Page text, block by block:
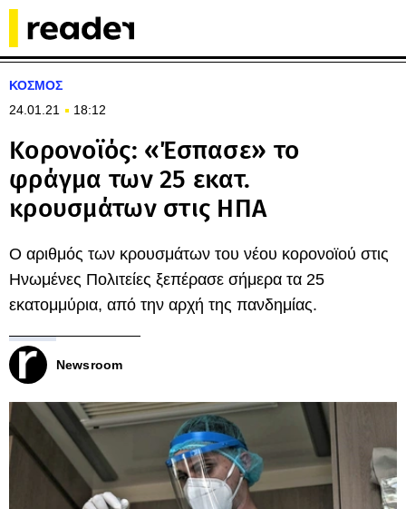
ΚΟΣΜΟΣ
24.01.21
18:12
Κορονοϊός: «Έσπασε» το
φράγμα των 25 εκατ.
κρουσμάτων στις ΗΠΑ
Ο αριθμός των κρουσμάτων του νέου κορονοϊού στις
Ηνωμένες Πολιτείες ξεπέρασε σήμερα τα 25
εκατομμύρια, από την αρχή της πανδημίας.
Newsroom